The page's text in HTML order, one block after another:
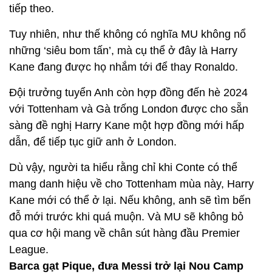
tiếp theo.
Tuy nhiên, như thế không có nghĩa MU không nổ
những ‘siêu bom tấn’, mà cụ thể ở đây là Harry
Kane đang được họ nhắm tới để thay Ronaldo.
Đội trưởng tuyển Anh còn hợp đồng đến hè 2024
với Tottenham và Gà trống London được cho sẵn
sàng đề nghị Harry Kane một hợp đồng mới hấp
dẫn, để tiếp tục giữ anh ở London.
Dù vậy, người ta hiểu rằng chỉ khi Conte có thể
mang danh hiệu về cho Tottenham mùa này, Harry
Kane mới có thể ở lại. Nếu không, anh sẽ tìm bến
đỗ mới trước khi quá muộn. Và MU sẽ không bỏ
qua cơ hội mang về chân sút hàng đầu Premier
League.
Barca gạt Pique, đưa Messi trở lại Nou Camp